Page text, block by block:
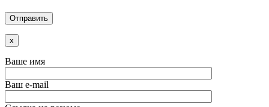
x
Ваше имя
Ваш e-mail